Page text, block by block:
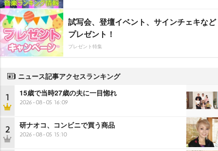
試写会、登壇イベント、サインチェキなど
プレゼント！
プレゼント特集
ニュース記事アクセスランキング
1 15歳で当時27歳の夫に一目惚れ
2026-08-05 16:09
2 研ナオコ、コンビニで買う商品
2026-08-05 15:10